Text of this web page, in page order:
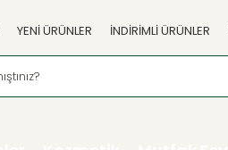
YENİ ÜRÜNLER İNDİRİMLİ ÜRÜNLER